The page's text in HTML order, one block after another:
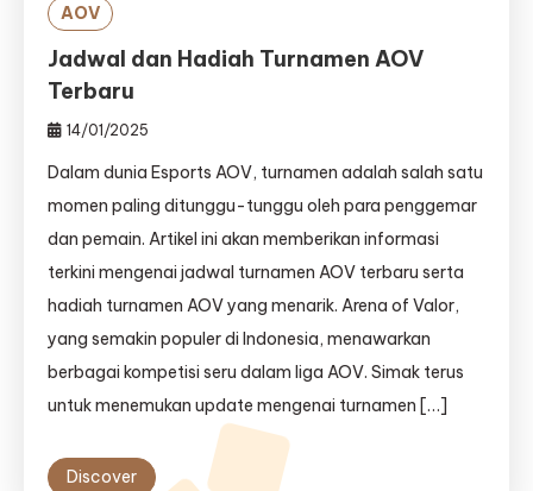
AOV
Jadwal dan Hadiah Turnamen AOV
Terbaru
14/01/2025
Dalam dunia Esports AOV, turnamen adalah salah satu
momen paling ditunggu-tunggu oleh para penggemar
dan pemain. Artikel ini akan memberikan informasi
terkini mengenai jadwal turnamen AOV terbaru serta
hadiah turnamen AOV yang menarik. Arena of Valor,
yang semakin populer di Indonesia, menawarkan
berbagai kompetisi seru dalam liga AOV. Simak terus
untuk menemukan update mengenai turnamen […]
Discover